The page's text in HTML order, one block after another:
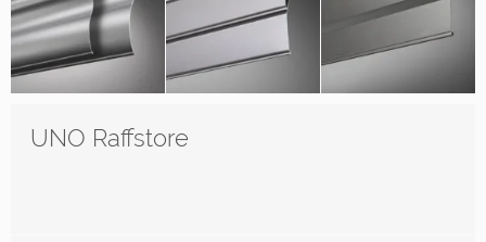
UNO Raffstore